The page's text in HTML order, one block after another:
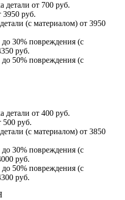
детали от 700 руб.
3950 руб.
(с материалом) от 3950
до 30% повреждения (с
руб.
до 50% повреждения (с
детали от 400 руб.
500 руб.
(с материалом) от 3850
до 30% повреждения (с
руб.
до 50% повреждения (с
руб.